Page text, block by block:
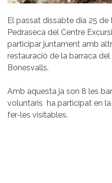
El passat dissabte dia 25 de
Pedraseca del Centre
participar juntament amb
restauració de la barraca
Bonesvalls.
Amb aquesta ja son 8 les
voluntaris ha participat en
fer-les visitables.